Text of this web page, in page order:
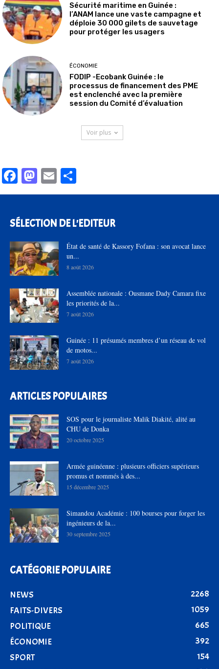
Sécurité maritime en Guinée :
l’ANAM lance une vaste campagne et
déploie 30 000 gilets de sauvetage
pour protéger les usagers
ÉCONOMIE
FODIP -Ecobank Guinée : le
processus de financement des PME
est enclenché avec la première
session du Comité d’évaluation
Voir plus
Facebook
Mastodon
Email
SÉLECTION DE L'EDITEUR
État de santé de Kassory Fofana : son avocat lance
un...
8 août 2026
Assemblée nationale : Ousmane Dady Camara fixe
les priorités de la...
7 août 2026
Guinée : 11 présumés membres d’un réseau de vol
de motos...
7 août 2026
ARTICLES POPULAIRES
SOS pour le journaliste Malik Diakité, alité au
CHU de Donka
20 octobre 2025
Armée guinéenne : plusieurs officiers supérieurs
promus et nommés à des...
15 décembre 2025
Simandou Académie : 100 bourses pour forger les
ingénieurs de la...
30 septembre 2025
CATÉGORIE POPULAIRE
NEWS
2268
FAITS-DIVERS
1059
POLITIQUE
665
ÉCONOMIE
392
SPORT
154